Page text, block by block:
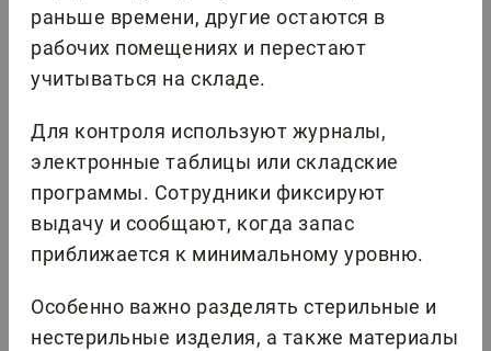
раньше времени, другие остаются в
рабочих помещениях и перестают
учитываться на складе.
Для контроля используют журналы,
электронные таблицы или складские
программы. Сотрудники фиксируют
выдачу и сообщают, когда запас
приближается к минимальному уровню.
Особенно важно разделять стерильные и
нестерильные изделия, а также материалы